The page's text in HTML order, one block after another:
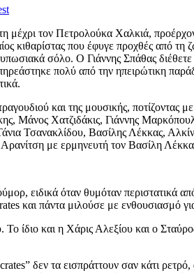
τον Πετρολούκα Χαλκιά,
κιθαρίστας που έφυγε προχθές από
σόλο. Ο Γιάννης Σπάθας
πολύ από την ηπειρώτικη
και της μουσικής,
Μάνος Χατζιδάκις, Γιάννης
Τσανακλίδου, Βασίλης Λέκκας,
με ερμηνευτή τον Βασίλη
ειδικά όταν θυμόταν περιστατικά
και πάντα μιλούσε με ενθουσιασμό
ίδιο και η Χάρις Αλεξίου και ο
δεν τα εισπράττουν σαν κάτι